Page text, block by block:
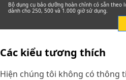
Bộ dụng cụ bảo dưỡng hoàn chỉnh có sẵn theo
dành cho 250, 500 và 1.000 giờ sử dụng.
Các kiểu tương thích
Hiện chúng tôi không có thông